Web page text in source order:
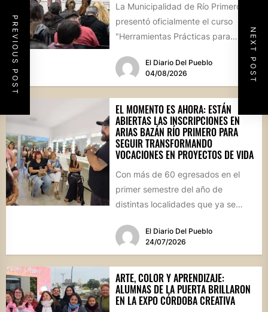
PREVIOUS POST NEXT POST
La Municipalidad de Río Primero
presentó oficialmente el curso
"Herramientas Prácticas para
Escalar tu Negocio", una propuesta
destinada a emprendedores,...
El Diario Del Pueblo
04/08/2026
EL MOMENTO ES AHORA: ESTÁN
ABIERTAS LAS INSCRIPCIONES EN
ARIAS BAZÁN RÍO PRIMERO PARA
SEGUIR TRANSFORMANDO
VOCACIONES EN PROYECTOS DE VIDA
Con más de 60 egresados en el
primer semestre del año de
distintas localidades que ya se
El Diario Del Pueblo
24/07/2026
ARTE, COLOR Y APRENDIZAJE:
ALUMNAS DE LA PUERTA BRILLARON
EN LA EXPO CÓRDOBA CREATIVA